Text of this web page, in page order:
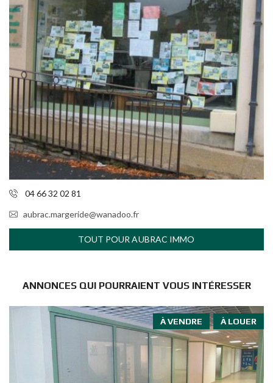
04 66 32 02 81
aubrac.margeride@wanadoo.fr
TOUT POUR AUBRAC IMMO
ANNONCES QUI POURRAIENT VOUS INTÉRESSER
À LOUER
À VENDRE